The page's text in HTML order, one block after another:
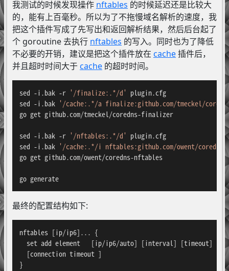
我测试的时候发现操作 nftables 的时候延迟还是比较大
的，能有上百毫秒。所以为了不拖慢域名解析的速度，我
把这个插件写成了先写出和返回解析结果，然后后台起了
个 goroutine 去执行 nftables 的写入。同时也为了降低
不必要的开销，建议是把这个插件放在 cache插件后，
并且超时时间大于cache的超时时间。
sed -i.bak -r '/finalize:.*/d' plugin.cfg
sed -i.bak '/cache:.*/a finalize:github.com/tmeckel/
go get github.com/tmeckel/coredns-finalizer
sed -i.bak -r '/nftables:.*/d' plugin.cfg
sed -i.bak '/cache:.*/i nftables:github.com/owent/
go get github.com/owent/coredns-nftables
go generate
最终的配置结构如下:
nftables [ip/ip6]... {
  set add element   [ip/ip6/auto] [interval] [timeout]
  [connection timeout ]
}